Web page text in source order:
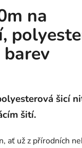
na
šicí
šití.
ať už z přírodních